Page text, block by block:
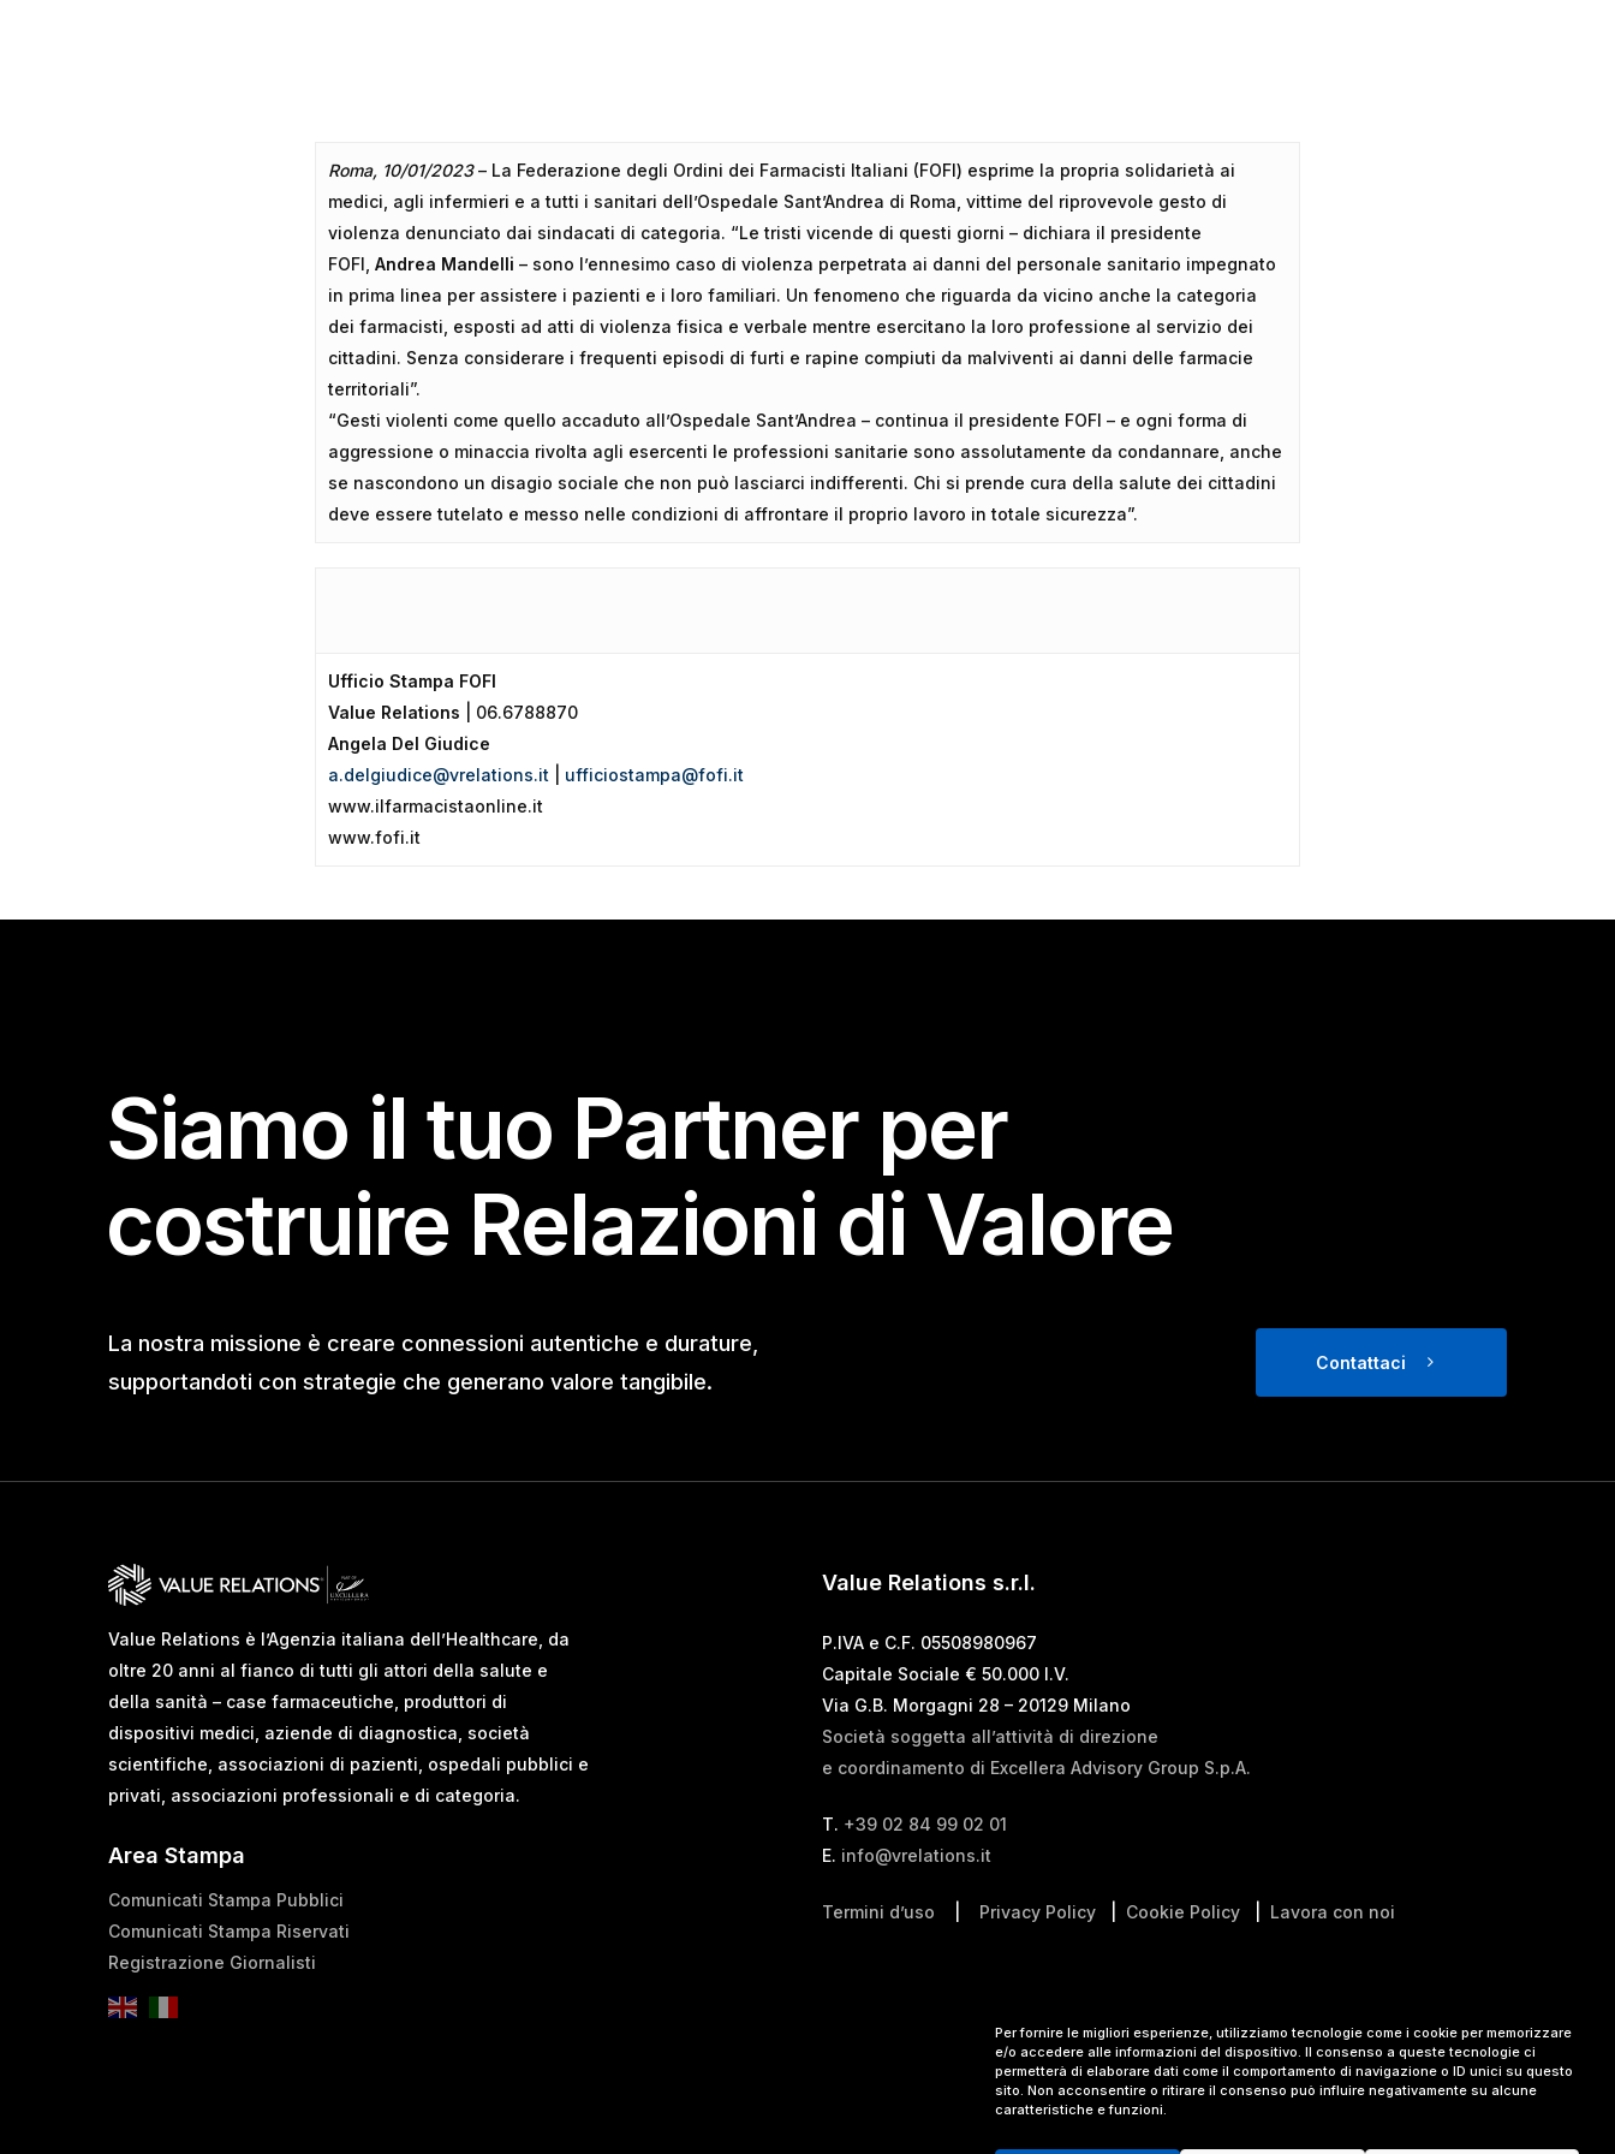
Per fornire le migliori esperienze, utilizziamo tecnologie come i cookie per memorizzare
e/o accedere alle informazioni del dispositivo. Il consenso a queste tecnologie ci
permetterà di elaborare dati come il comportamento di navigazione o ID unici su questo
sito. Non acconsentire o ritirare il consenso può influire negativamente su alcune
caratteristiche e funzioni.
Roma, 10/01/2023– La Federazione degli Ordini dei Farmacisti Italiani (FOFI) esprime la propria solidarietà ai
medici, agli infermieri e a tutti i sanitari dell’Ospedale Sant’Andrea di Roma, vittime del riprovevole gesto di
violenza denunciato dai sindacati di categoria. “Le tristi vicende di questi giorni – dichiara il presidente
FOFI, Andrea Mandelli – sono l’ennesimo caso di violenza perpetrata ai danni del personale sanitario impegnato
in prima linea per assistere i pazienti e i loro familiari. Un fenomeno che riguarda da vicino anche la categoria
dei farmacisti, esposti ad atti di violenza fisica e verbale mentre esercitano la loro professione al servizio dei
cittadini. Senza considerare i frequenti episodi di furti e rapine compiuti da malviventi ai danni delle farmacie
territoriali”.
“Gesti violenti come quello accaduto all’Ospedale Sant’Andrea – continua il presidente FOFI – e ogni forma di
aggressione o minaccia rivolta agli esercenti le professioni sanitarie sono assolutamente da condannare, anche
se nascondono un disagio sociale che non può lasciarci indifferenti. Chi si prende cura della salute dei cittadini
deve essere tutelato e messo nelle condizioni di affrontare il proprio lavoro in totale sicurezza”.
Ufficio Stampa FOFI
Value Relations | 06.6788870
Angela Del Giudice
a.delgiudice@vrelations.it
ufficiostampa@fofi.it
www.ilfarmacistaonline.it
www.fofi.it
Siamo il tuo Partner per
costruire Relazioni di Valore
La nostra missione è creare connessioni autentiche e durature,
supportandoti con strategie che generano valore tangibile.
Contattaci
Value Relations è l’Agenzia italiana dell’Healthcare, da
oltre 20 anni al fianco di tutti gli attori della salute e
della sanità – case farmaceutiche, produttori di
dispositivi medici, aziende di diagnostica, società
scientifiche, associazioni di pazienti, ospedali pubblici e
privati, associazioni professionali e di categoria.
Area Stampa
Comunicati Stampa Pubblici
Comunicati Stampa Riservati
Registrazione Giornalisti
Value Relations s.r.l.
P.IVA e C.F. 05508980967
Capitale Sociale € 50.000 I.V.
Via G.B. Morgagni 28 – 20129 Milano
Società soggetta all’attività di direzione
e coordinamento di Excellera Advisory Group S.p.A.
T. +39 02 84 99 02 01
E. info@vrelations.it
Termini d’uso Privacy Policy| Cookie Policy| Lavora con noi